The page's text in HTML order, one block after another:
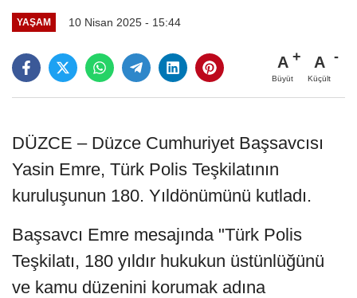
YAŞAM 10 Nisan 2025 - 15:44
A
Büyüt
A
Küçült
DÜZCE – Düzce Cumhuriyet Başsavcısı
Yasin Emre, Türk Polis Teşkilatının
kuruluşunun 180. Yıldönümünü kutladı.
Başsavcı Emre mesajında "Türk Polis
Teşkilatı, 180 yıldır hukukun üstünlüğünü
ve kamu düzenini korumak adına